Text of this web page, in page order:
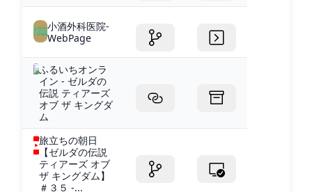
小酒外科医院-
WebPage
ふるいちオンラ
イン - ゼルダの
伝説 ティアーズ
オブ ザ キングダ
ム
旅立ちの朝日
【ゼルダの伝説
ティアーズ オブ
ザ キングダム】
＃３５ -...